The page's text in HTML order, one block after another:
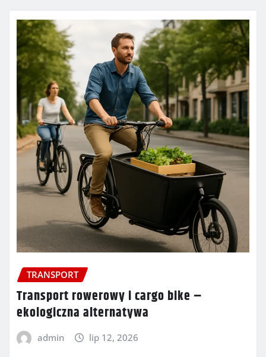
TRANSPORT
Transport rowerowy i cargo bike –
ekologiczna alternatywa
admin lip 12, 2026